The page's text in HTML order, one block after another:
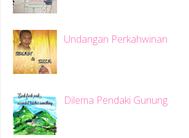
Undangan Perkahwinan
Dilema Pendaki Gunung